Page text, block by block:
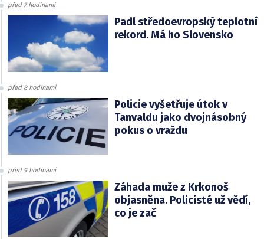
před 7 hodinami
Padl středoevropský teplotní
rekord. Má ho Slovensko
před 8 hodinami
Policie vyšetřuje útok v
Tanvaldu jako dvojnásobný
pokus o vraždu
před 9 hodinami
Záhada muže z Krkonoš
objasněna. Policisté už vědí,
co je zač